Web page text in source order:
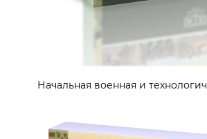
Начальная военная и